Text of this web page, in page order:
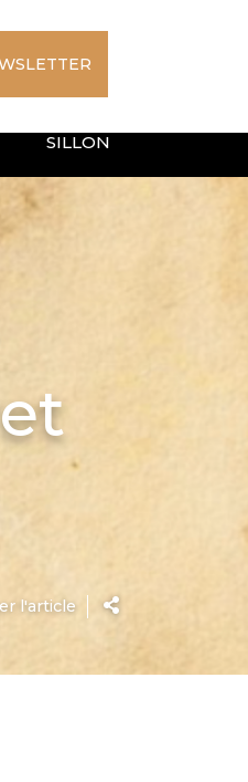
SILLON
l'article